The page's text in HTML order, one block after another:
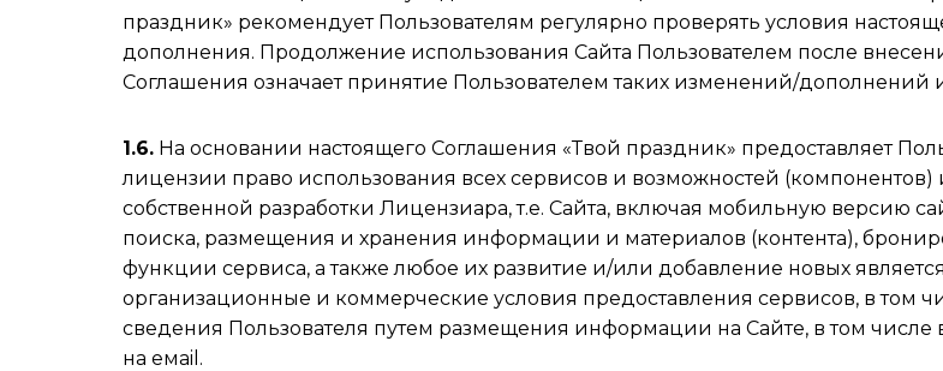
праздник» рекомендует Пользователям регулярно проверять условия
дополнения. Продолжение использования Сайта Пользователем после
Соглашения означает принятие Пользователем таких изменений/дополнений
1.6. На основании настоящего Соглашения «Твой праздник» предоставляет
лицензии право использования всех сервисов и возможностей
собственной разработки Лицензиара, т.е. Сайта, включая мобильную версию
поиска, размещения и хранения информации и материалов (контента),
функции сервиса, а также любое их развитие и/или добавление новых
организационные и коммерческие условия предоставления сервисов, в том
сведения Пользователя путем размещения информации на Сайте, в том числе
на емail.